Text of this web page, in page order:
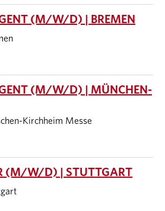
(M/W/D) | BREMEN
(M/W/D) | MÜNCHEN-
Kirchheim Messe
(M/W/D) | STUTTGART